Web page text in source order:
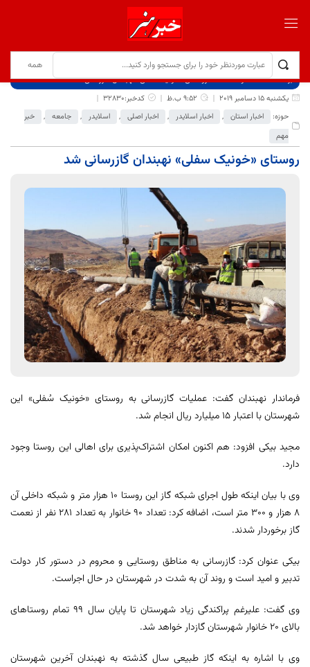
برگ نخست نوشته‌ها
روستای «خونیک سفلی» نهبندان گازرسانی شد
یکشنبه 15 دسامبر 2019
9:52 ب.ظ
کدخبر:32830
حوزه:
اخبار استان , اخبار اسلایدر , اخبار اصلی , اسلایدر , جامعه ,
خبر
مهم
روستای «خونیک سفلی» نهبندان گازرسانی شد
فرماندار نهبندان گفت: عملیات گازرسانی به روستای «خونیک سُفلی» این
شهرستان با اعتبار ۱۵ میلیارد ریال انجام شد.
مجید بیکی افزود: هم اکنون امکان اشتراک‌پذیری برای اهالی این روستا وجود
دارد.
وی با بیان اینکه طول اجرای شبکه گاز این روستا ۱۰ هزار متر و شبکه داخلی آن
۸ هزار و ۳۰۰ متر است، اضافه کرد: تعداد ۹۰ خانوار به تعداد ۲۸۱ نفر از نعمت
گاز برخوردار شدند.
بیکی عنوان کرد: گازرسانی به مناطق روستایی و محروم در دستور کار دولت
تدبیر و امید است و روند آن به شدت در شهرستان در حال اجراست.
وی گفت: علیرغم پراکندگی‌ زیاد شهرستان تا پایان سال ۹۹ تمام روستاهای
بالای ۲۰ خانوار شهرستان گازدار خواهد شد.
وی با اشاره به اینکه گاز طبیعی سال گذشته به نهبندان آخرین شهرستان